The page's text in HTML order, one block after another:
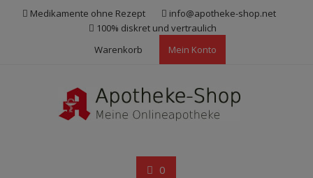
Medikamente ohne Rezept
info@apotheke-shop.net
100% diskret und vertraulich
Warenkorb
Mein Konto
0